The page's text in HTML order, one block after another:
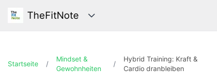
TheFitNote Kategorien
Startseite /
Mindset &
Gewohnheiten
/
Hybrid Training: Kraft &
Cardio dranbleiben